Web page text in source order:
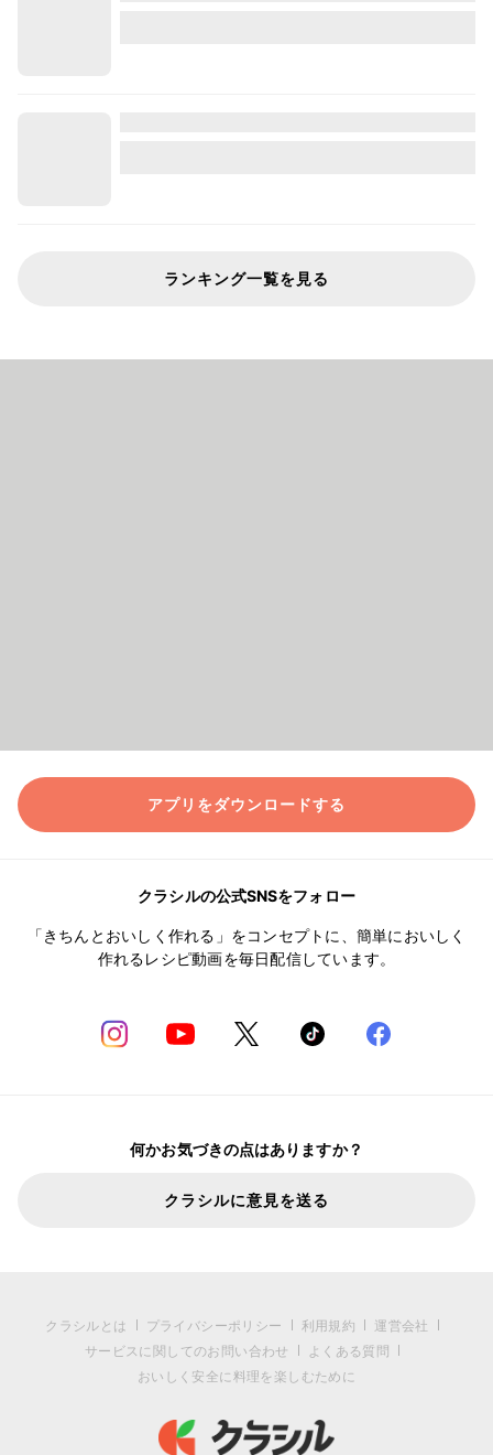
ランキング一覧を見る
アプリをダウンロードする
クラシルの公式SNSをフォロー
「きちんとおいしく作れる」をコンセプトに、簡単においしく
作れるレシピ動画を毎日配信しています。
何かお気づきの点はありますか？
クラシルに意見を送る
クラシルとは プライバシーポリシー 利用規約
運営会社
サービスに関してのお問い合わせ
よくある質問
おいしく安全に料理を楽しむために